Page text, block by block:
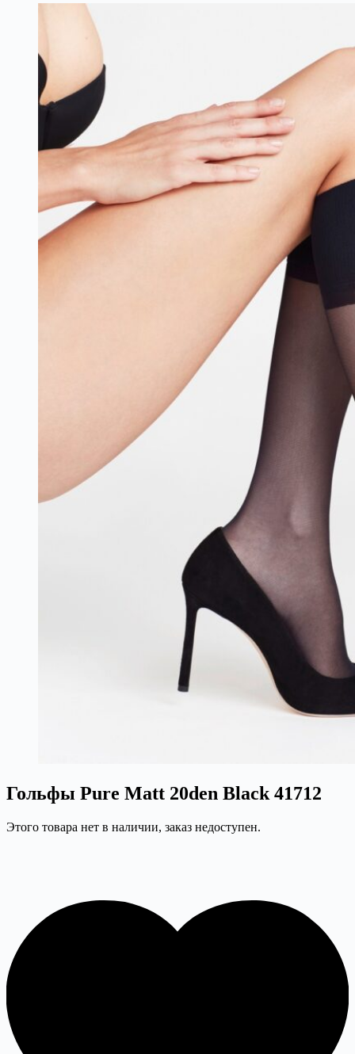
Гольфы Pure Matt 20den Black 41712
Этого товара нет в наличии, заказ недоступен.